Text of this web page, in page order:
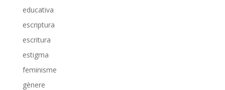
educativa
escriptura
escritura
estigma
feminisme
gènere